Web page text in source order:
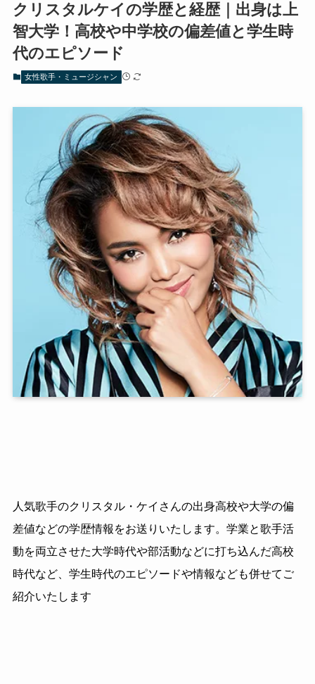
クリスタルケイの学歴と経歴｜出身は上
智大学！高校や中学校の偏差値と学生時
代のエピソード
女性歌手・ミュージシャン
人気歌手のクリスタル・ケイさんの出身高校や大学の偏
差値などの学歴情報をお送りいたします。学業と歌手活
動を両立させた大学時代や部活動などに打ち込んだ高校
時代など、学生時代のエピソードや情報なども併せてご
紹介いたします